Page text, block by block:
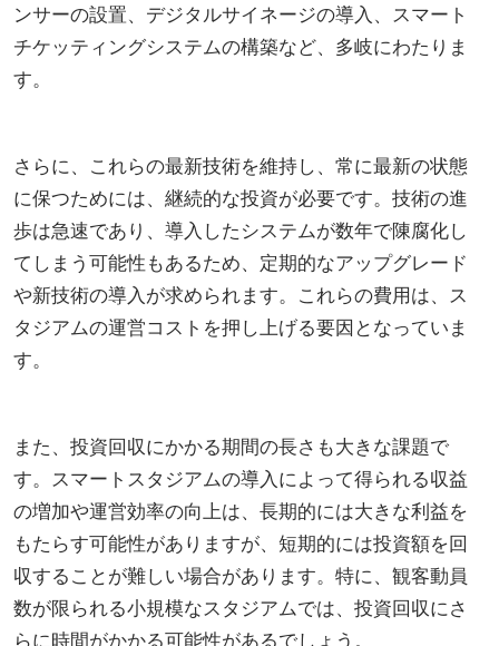
ンサーの設置、デジタルサイネージの導入、スマート
チケッティングシステムの構築など、多岐にわたりま
す。
さらに、これらの最新技術を維持し、常に最新の状態
に保つためには、継続的な投資が必要です。技術の進
歩は急速であり、導入したシステムが数年で陳腐化し
てしまう可能性もあるため、定期的なアップグレード
や新技術の導入が求められます。これらの費用は、ス
タジアムの運営コストを押し上げる要因となっていま
す。
また、投資回収にかかる期間の長さも大きな課題で
す。スマートスタジアムの導入によって得られる収益
の増加や運営効率の向上は、長期的には大きな利益を
もたらす可能性がありますが、短期的には投資額を回
収することが難しい場合があります。特に、観客動員
数が限られる小規模なスタジアムでは、投資回収にさ
らに時間がかかる可能性があるでしょう。